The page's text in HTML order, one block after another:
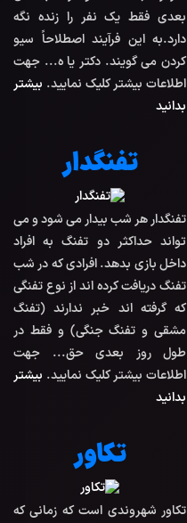
بعدی فقط یک نفر را زنده نگه
دارد.به این فرآیند اصطلاحاً سیو
کردن می گویند. دکتر یا ه... جهت
اطلاعات بیشتر کلیک نمایید. بیشتر
بدانید
تفنگدار
تفنگدار هر شب بیدار می شود و می
تواند حداکثر دو تفنگ به افراد
داخل بازی بدهد. افرادی که در شب
تفنگ دریافت کرده اند از نوع تفنگی
که گرفته اند خبر ندارند (تفنگ
مشقی و تفنگ جنگی) و فقط در
طول روز بعدی حق... جهت
اطلاعات بیشتر کلیک نمایید. بیشتر
بدانید
تکاور
تکاور شهروندی است که زمانی که